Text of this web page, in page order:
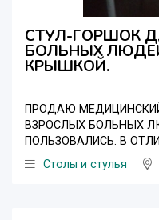
СТУЛ-ГОРШОК
БОЛЬНЫХ
КРЫШКОЙ.
ПРОДАЮ
ВЗРОСЛЫХ БОЛЬНЫХ
ПОЛЬЗОВАЛИСЬ. В
Столы и стулья